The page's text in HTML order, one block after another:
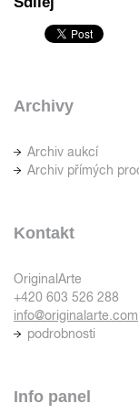
Archivy
Archiv aukcí
Archiv přímých
Kontakt
OriginalArte
+420 603 526 288
info@originalarte.com
podrobnosti
Info panel